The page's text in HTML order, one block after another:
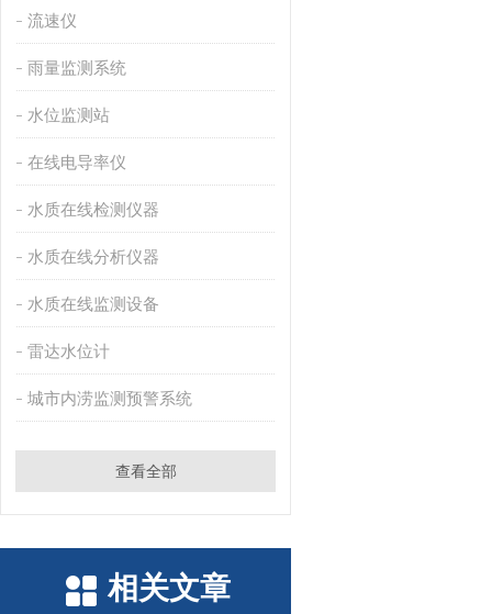
流速仪
雨量监测系统
水位监测站
在线电导率仪
水质在线检测仪器
水质在线分析仪器
水质在线监测设备
雷达水位计
城市内涝监测预警系统
查看全部
相关文章